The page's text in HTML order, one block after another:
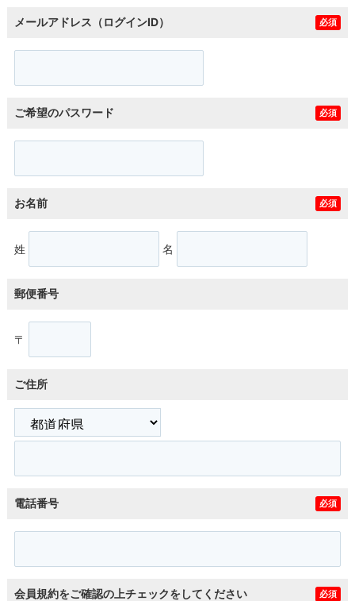
メールアドレス（ログインID） 必須
ご希望のパスワード 必須
お名前 必須
姓 名
郵便番号
〒
ご住所
電話番号 必須
会員規約をご確認の上チェックをしてください 必須